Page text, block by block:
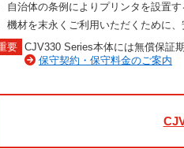
自治体の条例によりプリンタを設置
機材を末永くご利用いただくために
CJV330 Series本体には無償保証
保守契約・保守料金のご案内